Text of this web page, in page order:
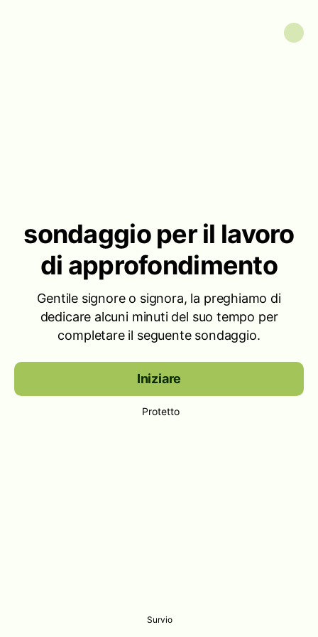
sondaggio per il lavoro
di approfondimento
Gentile signore o signora, la preghiamo di
dedicare alcuni minuti del suo tempo per
completare il seguente sondaggio.
Iniziare
Protetto
Survio